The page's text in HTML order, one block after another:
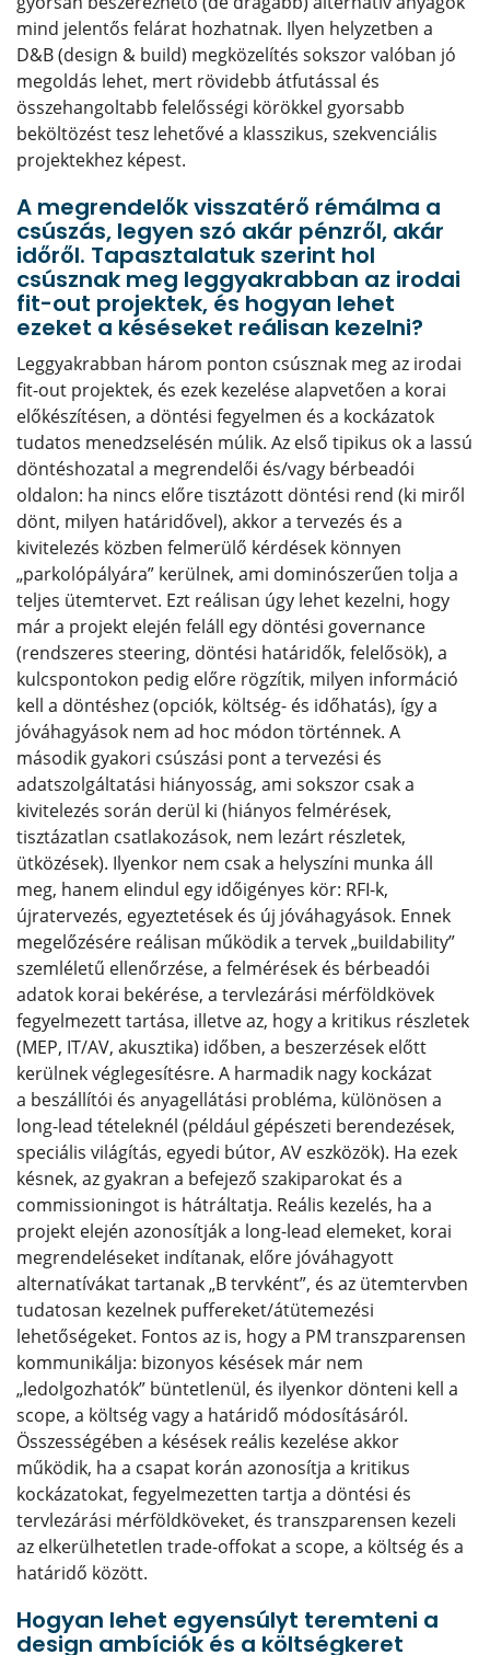
mind jelentős felárat hozhatnak. Ilyen helyzetben a
D&B (design & build) megközelítés sokszor valóban jó
megoldás lehet, mert rövidebb átfutással és
összehangoltabb felelősségi körökkel gyorsabb
beköltözést tesz lehetővé a klasszikus, szekvenciális
projektekhez képest.
A megrendelők visszatérő rémálma a
csúszás, legyen szó akár pénzről, akár
időről. Tapasztalatuk szerint hol
csúsznak meg leggyakrabban az irodai
fit-out projektek, és hogyan lehet
ezeket a késéseket reálisan kezelni?
Leggyakrabban három ponton csúsznak meg az irodai
fit-out projektek, és ezek kezelése alapvetően a korai
előkészítésen, a döntési fegyelmen és a kockázatok
tudatos menedzselésén múlik. Az első tipikus ok a lassú
döntéshozatal a megrendelői és/vagy bérbeadói
oldalon: ha nincs előre tisztázott döntési rend (ki miről
dönt, milyen határidővel), akkor a tervezés és a
kivitelezés közben felmerülő kérdések könnyen
„parkolópályára” kerülnek, ami dominószerűen tolja a
teljes ütemtervet. Ezt reálisan úgy lehet kezelni, hogy
már a projekt elején feláll egy döntési governance
(rendszeres steering, döntési határidők, felelősök), a
kulcspontokon pedig előre rögzítik, milyen információ
kell a döntéshez (opciók, költség- és időhatás), így a
jóváhagyások nem ad hoc módon történnek. A
második gyakori csúszási pont a tervezési és
adatszolgáltatási hiányosság, ami sokszor csak a
kivitelezés során derül ki (hiányos felmérések,
tisztázatlan csatlakozások, nem lezárt részletek,
ütközések). Ilyenkor nem csak a helyszíni munka áll
meg, hanem elindul egy időigényes kör: RFI-k,
újratervezés, egyeztetések és új jóváhagyások. Ennek
megelőzésére reálisan működik a tervek „buildability”
szemléletű ellenőrzése, a felmérések és bérbeadói
adatok korai bekérése, a tervlezárási mérföldkövek
fegyelmezett tartása, illetve az, hogy a kritikus részletek
(MEP, IT/AV, akusztika) időben, a beszerzések előtt
kerülnek véglegesítésre. A harmadik nagy kockázat
a beszállítói és anyagellátási probléma, különösen a
long-lead tételeknél (például gépészeti berendezések,
speciális világítás, egyedi bútor, AV eszközök). Ha ezek
késnek, az gyakran a befejező szakiparokat és a
commissioningot is hátráltatja. Reális kezelés, ha a
projekt elején azonosítják a long-lead elemeket, korai
megrendeléseket indítanak, előre jóváhagyott
alternatívákat tartanak „B tervként”, és az ütemtervben
tudatosan kezelnek puffereket/átütemezési
lehetőségeket. Fontos az is, hogy a PM transzparensen
kommunikálja: bizonyos késések már nem
„ledolgozhatók” büntetlenül, és ilyenkor dönteni kell a
scope, a költség vagy a határidő módosításáról.
Összességében a késések reális kezelése akkor
működik, ha a csapat korán azonosítja a kritikus
kockázatokat, fegyelmezetten tartja a döntési és
tervlezárási mérföldköveket, és transzparensen kezeli
az elkerülhetetlen trade-offokat a scope, a költség és a
határidő között.
Hogyan lehet egyensúlyt teremteni a
design ambíciók és a költségkeret